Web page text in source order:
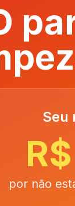
Seu
por não